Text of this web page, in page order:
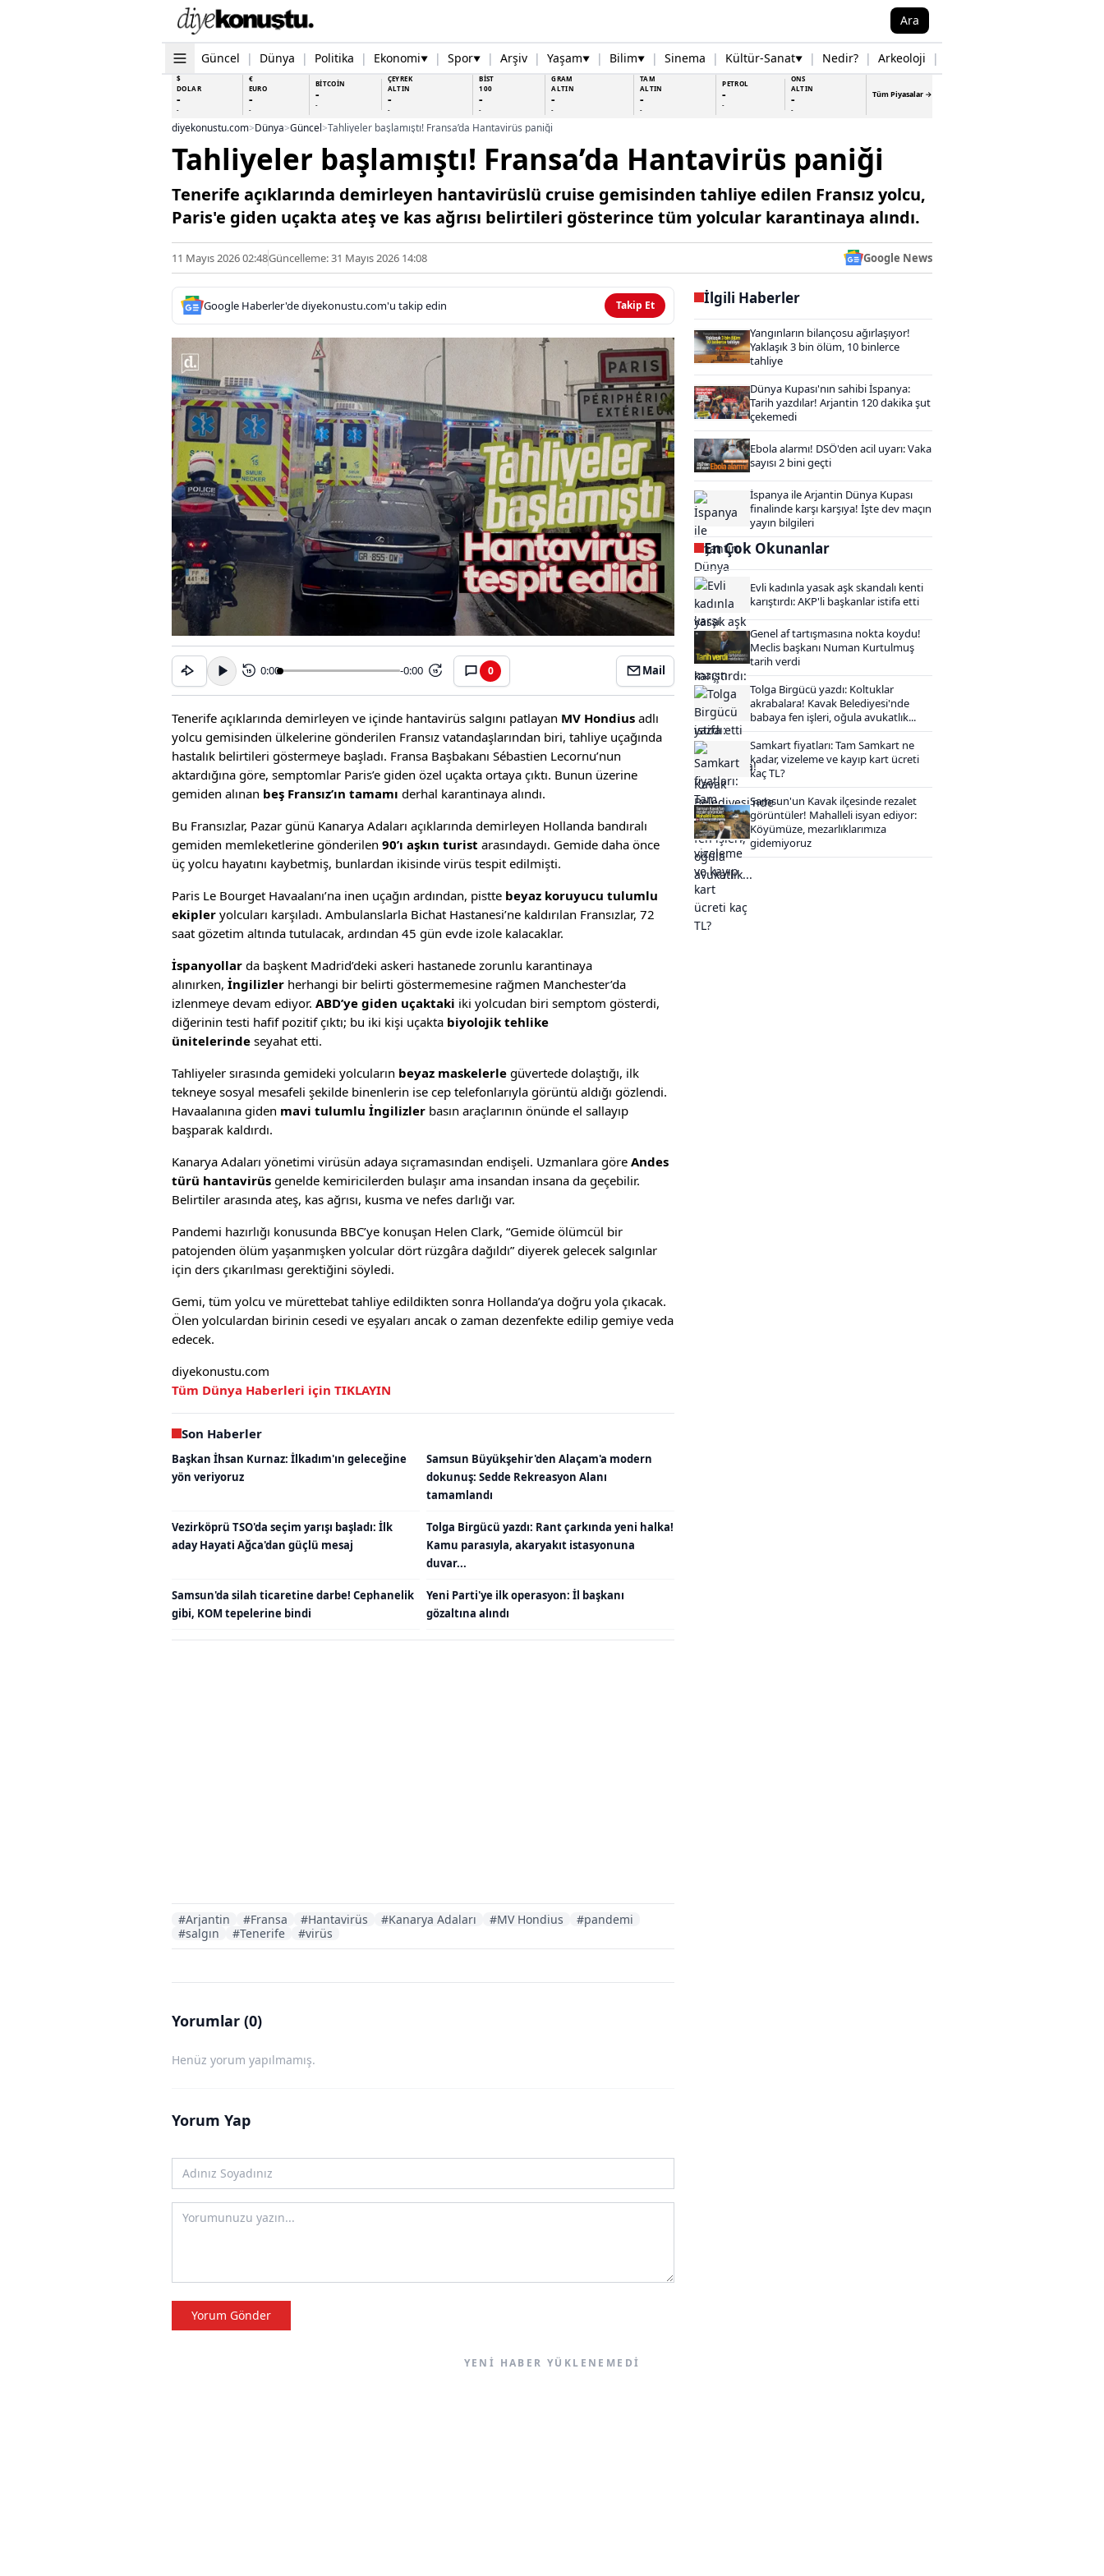
Ara
Güncel | Dünya | Politika | Ekonomi▼ | Spor▼ | Arşiv | Yaşam▼ | Bilim▼ | Sinema | Kültür-Sanat▼ | Nedir? | Arkeoloji |
$
DOLAR
-
-
€
EURO
-
-
BİTCOİN
-
-
ÇEYREK
ALTIN
-
-
BİST
100
-
-
GRAM
ALTIN
-
-
TAM
ALTIN
-
-
PETROL
-
-
ONS
ALTIN
-
-
Tüm Piyasalar →
diyekonustu.com>Dünya>Güncel>Tahliyeler başlamıştı! Fransa’da Hantavirüs paniği
Tahliyeler başlamıştı! Fransa’da Hantavirüs paniği
Tenerife açıklarında demirleyen hantavirüslü cruise gemisinden tahliye edilen Fransız yolcu,
Paris'e giden uçakta ateş ve kas ağrısı belirtileri gösterince tüm yolcular karantinaya alındı.
11 Mayıs 2026 02:48Güncelleme: 31 Mayıs 2026 14:08 Google News
Google Haberler'de diyekonustu.com'u takip edin Takip Et
15 0:00 -0:00 15 0 Mail
Tenerife açıklarında demirleyen ve içinde hantavirüs salgını patlayan MV Hondius adlı
yolcu gemisinden ülkelerine gönderilen Fransız vatandaşlarından biri, tahliye uçağında
hastalık belirtileri göstermeye başladı. Fransa Başbakanı Sébastien Lecornu’nun
aktardığına göre, semptomlar Paris’e giden özel uçakta ortaya çıktı. Bunun üzerine
gemiden alınan beş Fransız’ın tamamı derhal karantinaya alındı.
Bu Fransızlar, Pazar günü Kanarya Adaları açıklarında demirleyen Hollanda bandıralı
gemiden memleketlerine gönderilen 90’ı aşkın turist arasındaydı. Gemide daha önce
üç yolcu hayatını kaybetmiş, bunlardan ikisinde virüs tespit edilmişti.
Paris Le Bourget Havaalanı’na inen uçağın ardından, pistte beyaz koruyucu tulumlu
ekipler yolcuları karşıladı. Ambulanslarla Bichat Hastanesi’ne kaldırılan Fransızlar, 72
saat gözetim altında tutulacak, ardından 45 gün evde izole kalacaklar.
İspanyollar da başkent Madrid’deki askeri hastanede zorunlu karantinaya
alınırken, İngilizler herhangi bir belirti göstermemesine rağmen Manchester’da
izlenmeye devam ediyor. ABD’ye giden uçaktaki iki yolcudan biri semptom gösterdi,
diğerinin testi hafif pozitif çıktı; bu iki kişi uçakta biyolojik tehlike
ünitelerinde seyahat etti.
Tahliyeler sırasında gemideki yolcuların beyaz maskelerle güvertede dolaştığı, ilk
tekneye sosyal mesafeli şekilde binenlerin ise cep telefonlarıyla görüntü aldığı gözlendi.
Havaalanına giden mavi tulumlu İngilizler basın araçlarının önünde el sallayıp
başparak kaldırdı.
Kanarya Adaları yönetimi virüsün adaya sıçramasından endişeli. Uzmanlara göre Andes
türü hantavirüs genelde kemiricilerden bulaşır ama insandan insana da geçebilir.
Belirtiler arasında ateş, kas ağrısı, kusma ve nefes darlığı var.
Pandemi hazırlığı konusunda BBC’ye konuşan Helen Clark, “Gemide ölümcül bir
patojenden ölüm yaşanmışken yolcular dört rüzgâra dağıldı” diyerek gelecek salgınlar
için ders çıkarılması gerektiğini söyledi.
Gemi, tüm yolcu ve mürettebat tahliye edildikten sonra Hollanda’ya doğru yola çıkacak.
Ölen yolculardan birinin cesedi ve eşyaları ancak o zaman dezenfekte edilip gemiye veda
edecek.
diyekonustu.com
Tüm Dünya Haberleri için TIKLAYIN
Son Haberler
Başkan İhsan Kurnaz: İlkadım'ın geleceğine
yön veriyoruz
Samsun Büyükşehir'den Alaçam'a modern
dokunuş: Sedde Rekreasyon Alanı
tamamlandı
Vezirköprü TSO'da seçim yarışı başladı: İlk
aday Hayati Ağca'dan güçlü mesaj
Tolga Birgücü yazdı: Rant çarkında yeni halka!
Kamu parasıyla, akaryakıt istasyonuna
duvar...
Samsun'da silah ticaretine darbe! Cephanelik
gibi, KOM tepelerine bindi
Yeni Parti'ye ilk operasyon: İl başkanı
gözaltına alındı
#Arjantin #Fransa #Hantavirüs #Kanarya Adaları #MV Hondius
#pandemi
#salgın
#Tenerife #virüs
Yorumlar (0)
Henüz yorum yapılmamış.
Yorum Yap
Yorum Gönder
İlgili Haberler
Yangınların bilançosu ağırlaşıyor!
Yaklaşık 3 bin ölüm, 10 binlerce
tahliye
Dünya Kupası'nın sahibi İspanya:
Tarih yazdılar! Arjantin 120 dakika şut
çekemedi
Ebola alarmı! DSÖ'den acil uyarı: Vaka
sayısı 2 bini geçti
İspanya ile Arjantin Dünya Kupası
finalinde karşı karşıya! İşte dev maçın
yayın bilgileri
En Çok Okunanlar
Evli kadınla yasak aşk skandalı kenti
karıştırdı: AKP'li başkanlar istifa etti
Genel af tartışmasına nokta koydu!
Meclis başkanı Numan Kurtulmuş
tarih verdi
Tolga Birgücü yazdı: Koltuklar
akrabalara! Kavak Belediyesi'nde
babaya fen işleri, oğula avukatlık...
Samkart fiyatları: Tam Samkart ne
kadar, vizeleme ve kayıp kart ücreti
kaç TL?
Samsun'un Kavak ilçesinde rezalet
görüntüler! Mahalleli isyan ediyor:
Köyümüze, mezarlıklarımıza
gidemiyoruz
YENI HABER YÜKLENEMEDI